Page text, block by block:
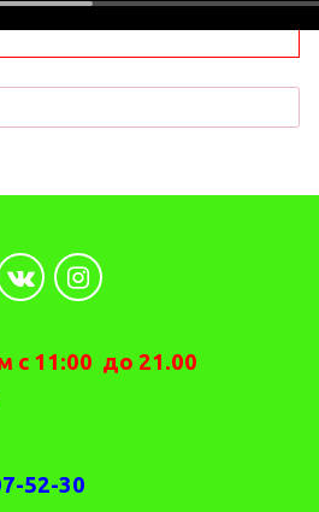
с 11:00 до 21.00
52-30